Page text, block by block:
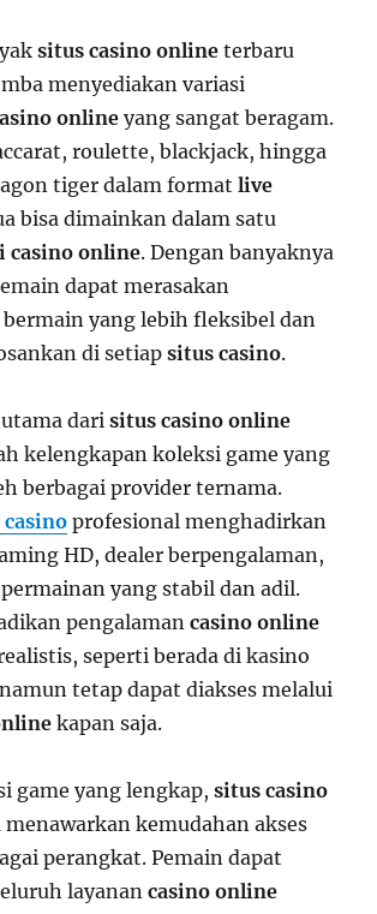
situs casino online terbaru
menyediakan variasi
online yang sangat beragam.
roulette, blackjack, hingga
tiger dalam formatlive
bisa dimainkan dalam satu
casino online. Dengan banyaknya
dapat merasakan
yang lebih fleksibel dan
di setiapsitus casino.
darisitus casino online
kelengkapan koleksi game yang
berbagai provider ternama.
profesional menghadirkan
HD, dealer berpengalaman,
yang stabil dan adil.
pengalamancasino online
seperti berada di kasino
tetap dapat diakses melalui
kapan saja.
game yang lengkap,situs casino
kemudahan akses
perangkat. Pemain dapat
layanancasino online